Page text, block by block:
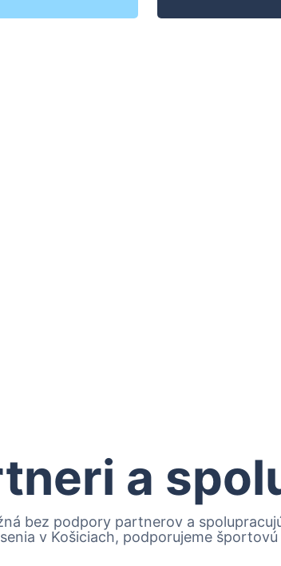
a
bez podpory partnerov a
v Košiciach, podporujeme